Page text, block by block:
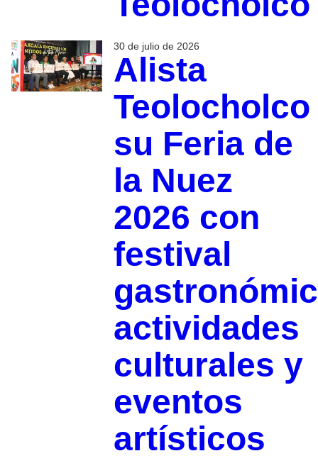
30 de julio de 2026
Alista
Teolocholco
su Feria de
la Nuez
2026 con
festival
actividades
culturales y
eventos
artísticos